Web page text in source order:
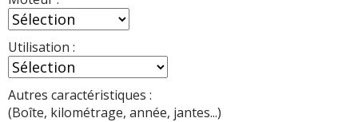
Utilisation :
Autres caractéristiques :
(Boîte, kilométrage, année, jantes...)